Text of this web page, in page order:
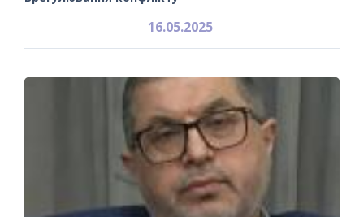
16.05.2025